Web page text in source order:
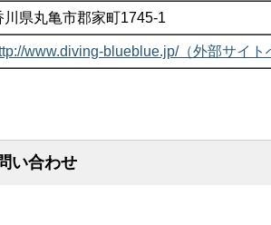
川県丸亀市郡家町1745-1
www.diving-blueblue.jp/（外部サイト
い合わせ